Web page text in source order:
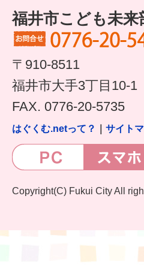
福井市こども未
〒910-8511
福井市大手3丁目10-1
FAX. 0776-20-5735
はぐくむ.netって？ サイト
Copyright(C) Fukui City All